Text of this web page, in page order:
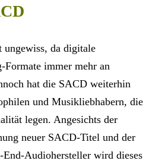
da digitale
Formate immer mehr an
hat die SACD weiterhin
und Musikliebhabern, die
legen. Angesichts der
neuer SACD-Titel und der
Audiohersteller wird dieses